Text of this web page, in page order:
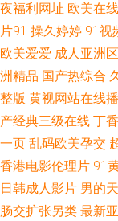
自拍超碰在线 日韩新
新网址 殴美日韩成人
机97老司机 九一久久
爱巨场 国产91黑料视
夜福利网址 欧美在
片91 操久婷婷 91视
欧美爱爱 成人亚洲区
洲精品 国产热综合
整版 黄视网站在线
产经典三级在线 丁
一页 乱码欧美孕交
香港电影伦理片 91
日韩成人影片 男的
肠交扩张另类 最新